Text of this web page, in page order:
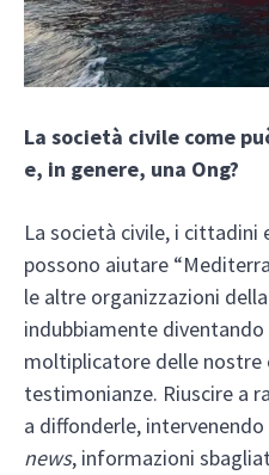
La società civile come
e, in genere, una Ong?
La società civile, i cittadini
possono aiutare
le altre organizzazioni
indubbiamente
moltiplicatore delle nostre
testimonianze. Riuscire a
a diffonderle,
news, informazioni